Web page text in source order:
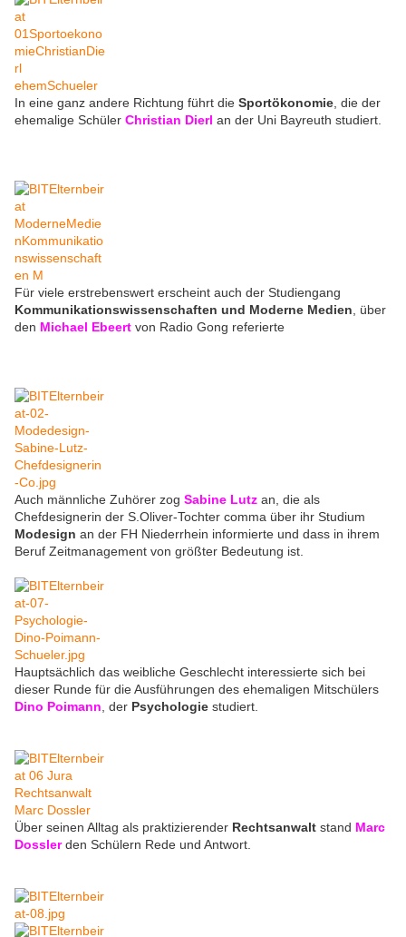
In eine ganz andere Richtung führt die Sportökonomie , die der
ehemalige Schüler Christian Dierl an der Uni Bayreuth studiert.
Für viele erstrebenswert erscheint auch der Studiengang
Kommunikationswissenschaften und Moderne Medien , über
den Michael Ebeert von Radio Gong referierte
Auch männliche Zuhörer zog Sabine Lutz an, die als
Chefdesignerin der S.Oliver-Tochter comma über ihr Studium
Modesign an der FH Niederrhein informierte und dass in ihrem
Beruf Zeitmanagement von größter Bedeutung ist.
Hauptsächlich das weibliche Geschlecht interessierte sich bei
dieser Runde für die Ausführungen des ehemaligen Mitschülers
Dino Poimann , der Psychologie studiert.
Über seinen Alltag als praktizierender Rechtsanwalt stand Marc
Dosslerden Schülern Rede und Antwort.